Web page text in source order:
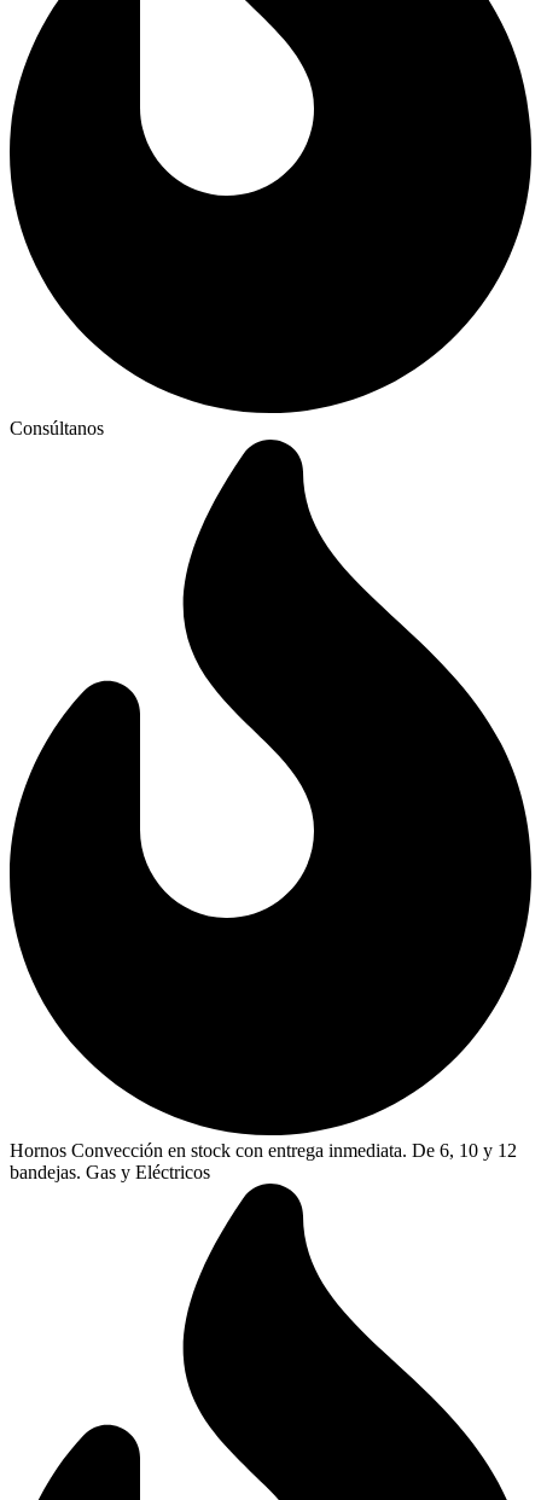
Consúltanos
Hornos Convección en stock con entrega inmediata. De 6, 10 y 12
bandejas. Gas y Eléctricos